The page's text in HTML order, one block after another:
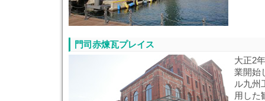
門司赤煉瓦プレイス
大正2
業開始
ル九州
用した